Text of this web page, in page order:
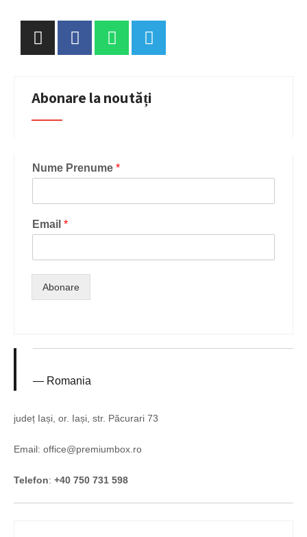
Abonare la noutăți
Nume Prenume *
Email *
Abonare
Romania
județ Iași, or. Iași, str. Păcurari 73
Email: office@premiumbox.ro
Telefon: +40 750 731 598